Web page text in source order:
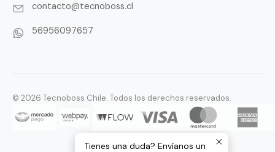
contacto@tecnoboss.cl
56956097657
© 2026 Tecnoboss Chile. Todos los derechos reservados.
Tienes una duda? Envíanos un